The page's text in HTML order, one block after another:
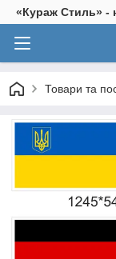
«Кураж Стиль» -
Товари та